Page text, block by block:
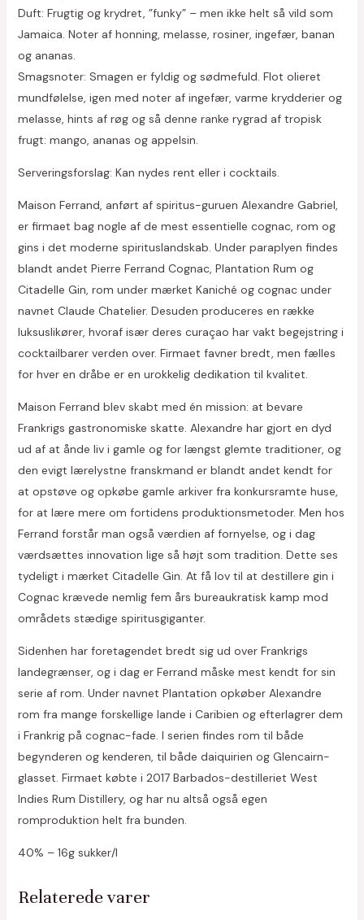
Duft: Frugtig og krydret, ”funky” – men ikke helt så vild som
Jamaica. Noter af honning, melasse, rosiner, ingefær, banan
og ananas.
Smagsnoter: Smagen er fyldig og sødmefuld. Flot olieret
mundfølelse, igen med noter af ingefær, varme krydderier og
melasse, hints af røg og så denne ranke rygrad af tropisk
frugt: mango, ananas og appelsin.
Serveringsforslag: Kan nydes rent eller i cocktails.
Maison Ferrand, anført af spiritus-guruen Alexandre Gabriel,
er firmaet bag nogle af de mest essentielle cognac, rom og
gins i det moderne spirituslandskab. Under paraplyen findes
blandt andet Pierre Ferrand Cognac, Plantation Rum og
Citadelle Gin, rom under mærket Kaniché og cognac under
navnet Claude Chatelier. Desuden produceres en række
luksuslikører, hvoraf især deres curaçao har vakt begejstring i
cocktailbarer verden over. Firmaet favner bredt, men fælles
for hver en dråbe er en urokkelig dedikation til kvalitet.
Maison Ferrand blev skabt med én mission: at bevare
Frankrigs gastronomiske skatte. Alexandre har gjort en dyd
ud af at ånde liv i gamle og for længst glemte traditioner, og
den evigt lærelystne franskmand er blandt andet kendt for
at opstøve og opkøbe gamle arkiver fra konkursramte huse,
for at lære mere om fortidens produktionsmetoder. Men hos
Ferrand forstår man også værdien af fornyelse, og i dag
værdsættes innovation lige så højt som tradition. Dette ses
tydeligt i mærket Citadelle Gin. At få lov til at destillere gin i
Cognac krævede nemlig fem års bureaukratisk kamp mod
områdets stædige spiritusgiganter.
Sidenhen har foretagendet bredt sig ud over Frankrigs
landegrænser, og i dag er Ferrand måske mest kendt for sin
serie af rom. Under navnet Plantation opkøber Alexandre
rom fra mange forskellige lande i Caribien og efterlagrer dem
i Frankrig på cognac-fade. I serien findes rom til både
begynderen og kenderen, til både daiquirien og Glencairn-
glasset. Firmaet købte i 2017 Barbados-destilleriet West
Indies Rum Distillery, og har nu altså også egen
romproduktion helt fra bunden.
40% – 16g sukker/l
Relaterede varer